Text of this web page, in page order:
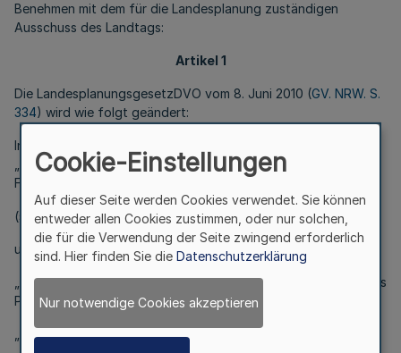
Benehmen mit dem für die Landesplanung zuständigen
Ausschuss des Landtags:
Artikel 1
Die LandesplanungsgesetzDVO vom 8. Juni 2010 (GV. NRW. S.
334) wird wie folgt geändert:
In der Anlage 3 zur LandesplanungsgesetzDVO
„Planzeichenverzeichnis der Regionalpläne“ wird unter 2.
Freiraum folgendes Planzeichen
(siehe Anlage)
und bei
„Planzeicheninhalte und –merkmale (Planzeichendefinition)“ als
Planzeichendefinition neu eingefügt:
„ 2.ed)
Cookie-Einstellungen
Auf dieser Seite werden Cookies verwendet. Sie können
entweder allen Cookies zustimmen, oder nur solchen,
die für die Verwendung der Seite zwingend erforderlich
sind. Hier finden Sie die Datenschutzerklärung
Nur notwendige Cookies akzeptieren